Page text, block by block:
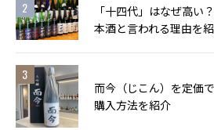
「十四代」はなぜ高い
本酒と言われる理由を紹
而今（じこん）を定価
購入方法を紹介